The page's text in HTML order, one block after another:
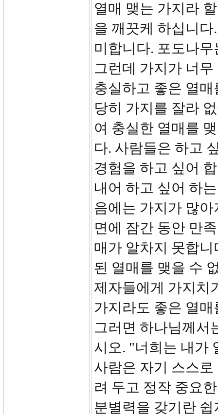
열매 맺는 가지라
을 깨끗케 하십니
미합니다. 포도나
그런데 가지가 너
충실하고 좋은 열
당히 가지를 잘라
여 충실한 열매를
다. 사람들은 하고
경험을 하고 싶어
내어 하고 싶어 하
음에는 가지가 많
면에 잠간 동안 만
매가 알차지 못합
된 열매를 맺을 수
제자들에게 가지치
가지라도 좋은 열
그러면 하나님께서
시오. "너희는 내가
사람은 자기 스스
려 두고 정작 중요
분별력을 갖기란